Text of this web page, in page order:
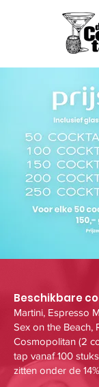
Beschikbare
Martini, Espresso
Sex on the Beach,
Cosmopolitan (2
tap vanaf 100
zitten onder de